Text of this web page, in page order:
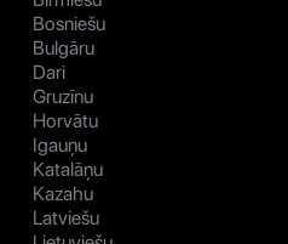
Bosniešu
Bulgāru
Dari
Gruzīnu
Horvātu
Igauņu
Katalāņu
Kazahu
Latviešu